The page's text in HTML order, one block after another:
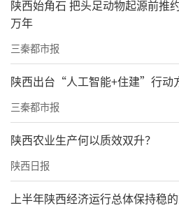
账。要严格落实问题隐患
本质安全管理水平，杜绝
陕西始角石 把头足动物起源前推
万年
三秦都市报
陕西出台“人工智能+住建”行动
三秦都市报
陕西农业生产何以质效双升？
陕西日报
上半年陕西经济运行总体保持稳